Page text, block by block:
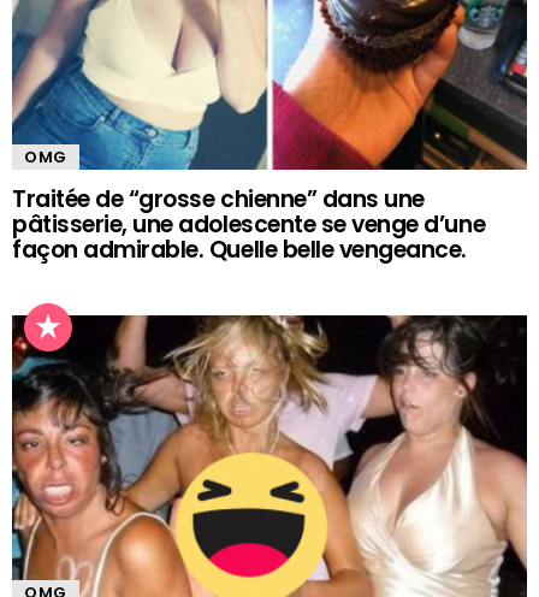
OMG
Traitée de “grosse chienne” dans une
pâtisserie, une adolescente se venge d’une
façon admirable. Quelle belle vengeance.